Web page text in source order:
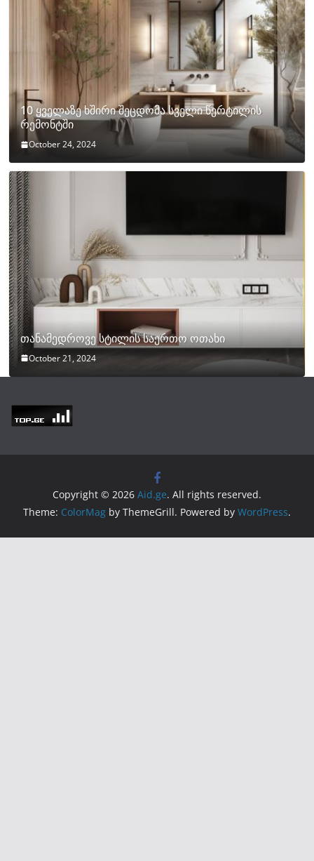
10 ყველაზე ხშირი შეცდომა სველი წერტილის
რემონტში
October 24, 2024
თანამედროვე სტილის საერთო ოთახი
October 21, 2024
Copyright © 2026 Aid.ge. All rights reserved.
Theme: ColorMag by ThemeGrill. Powered by WordPress.